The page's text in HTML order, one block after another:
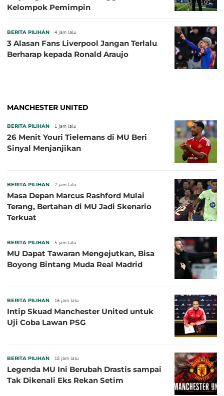
Kelompok Pemimpin
BERITA PILIHAN 4 jam lalu
3 Alasan Fans Liverpool Jangan Terlalu
Berharap kepada Ronald Araujo
MANCHESTER UNITED
BERITA PILIHAN 1 jam lalu
26 Menit Youri Tielemans di MU Beri
Sinyal Menjanjikan
BERITA PILIHAN 2 jam lalu
Masa Depan Marcus Rashford Mulai
Terang, Bertahan di MU Jadi Skenario
Terkuat
BERITA PILIHAN 5 jam lalu
MU Dapat Tawaran Mengejutkan, Bisa
Boyong Bintang Muda Real Madrid
BERITA PILIHAN 16 jam lalu
Intip Skuad Manchester United untuk
Uji Coba Lawan PSG
BERITA PILIHAN 18 jam lalu
Legenda MU Ini Berubah Drastis sampai
Tak Dikenali Eks Rekan Setim